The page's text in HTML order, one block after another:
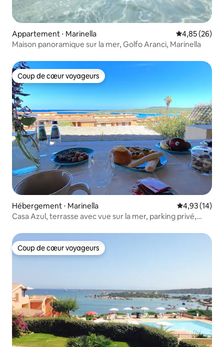
Appartement ⋅ Marinella Évaluation
4,85 (26)
Maison panoramique sur la mer, Golfo Aranci, Marinella
Coup de cœur voyageurs
Coup de cœur voyageurs
Hébergement ⋅ Marinella Évaluation
4,93 (14)
Casa Azul, terrasse avec vue sur la mer, parking privé,
Coup de cœur voyageurs
Coup de cœur voyageurs